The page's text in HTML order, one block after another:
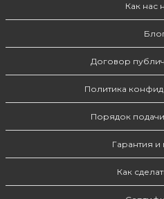
Как нас
Договор
Политика
Порядок
Гарантия и
Как